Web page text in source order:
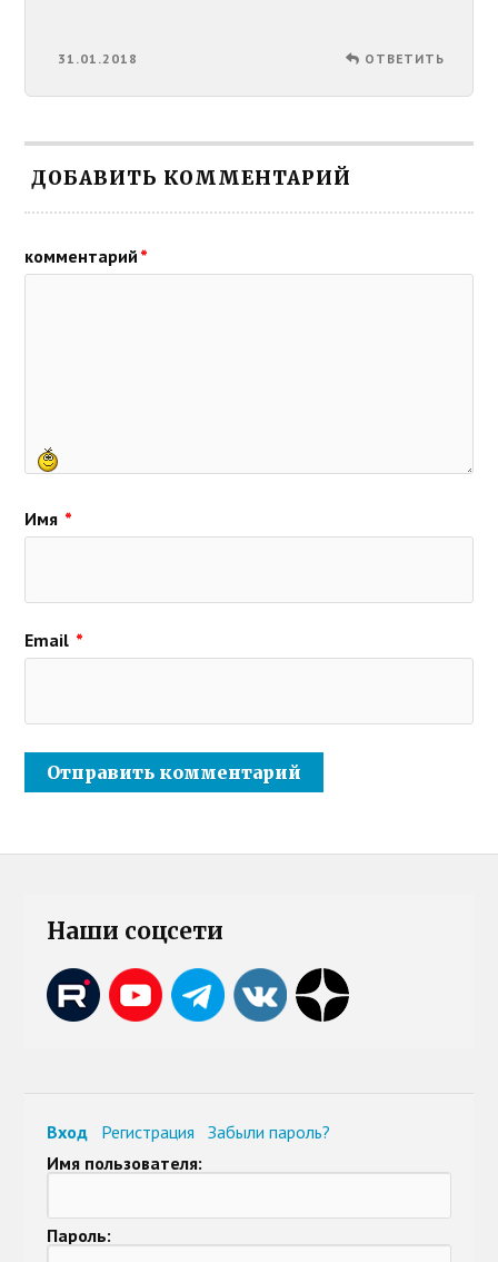
31.01.2018 ОТВЕТИТЬ
ДОБАВИТЬ КОММЕНТАРИЙ
комментарий *
Имя *
Email *
Наши соцсети
Вход Регистрация
Забыли пароль?
Имя пользователя:
Пароль: